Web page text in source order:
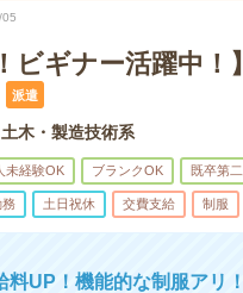
ビギナー活躍中
派遣
木・製造技術系
未経験OK ブランクOK 既卒第
土日祝休 交費支給 制服
料UP！機能的な制服アリ！